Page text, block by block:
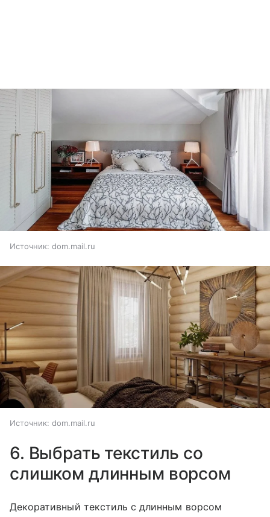
Источник: dom.mail.ru
Источник: dom.mail.ru
6. Выбрать текстиль со
слишком длинным ворсом
Декоративный текстиль с длинным ворсом